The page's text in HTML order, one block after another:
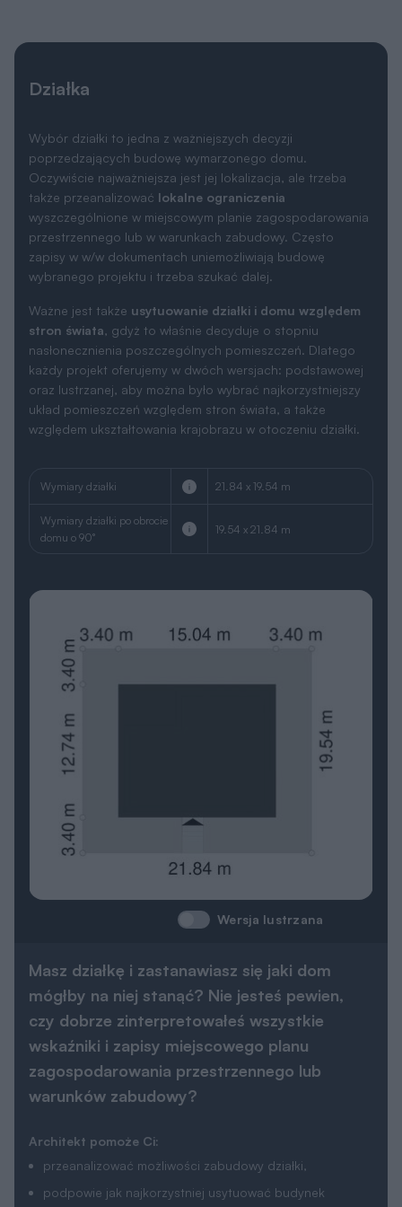
Działka
Wybór działki to jedna z ważniejszych decyzji
poprzedzających budowę wymarzonego domu.
Oczywiście najważniejsza jest jej lokalizacja, ale trzeba
także przeanalizować lokalne ograniczenia
wyszczególnione w miejscowym planie zagospodarowania
przestrzennego lub w warunkach zabudowy. Często
zapisy w w/w dokumentach uniemożliwiają budowę
wybranego projektu i trzeba szukać dalej.
Ważne jest także usytuowanie działki i domu względem
stron świata, gdyż to właśnie decyduje o stopniu
nasłonecznienia poszczególnych pomieszczeń. Dlatego
każdy projekt oferujemy w dwóch wersjach: podstawowej
oraz lustrzanej, aby można było wybrać najkorzystniejszy
układ pomieszczeń względem stron świata, a także
względem ukształtowania krajobrazu w otoczeniu działki.
Wymiary działki 21.84 x 19.54 m
Wymiary działki po obrocie
domu o 90°
19.54 x 21.84 m
Wersja lustrzana
Masz działkę i zastanawiasz się jaki dom
mógłby na niej stanąć? Nie jesteś pewien,
czy dobrze zinterpretowałeś wszystkie
wskaźniki i zapisy miejscowego planu
zagospodarowania przestrzennego lub
warunków zabudowy?
Architekt pomoże Ci:
przeanalizować możliwości zabudowy działki,
podpowie jak najkorzystniej usytuować budynek